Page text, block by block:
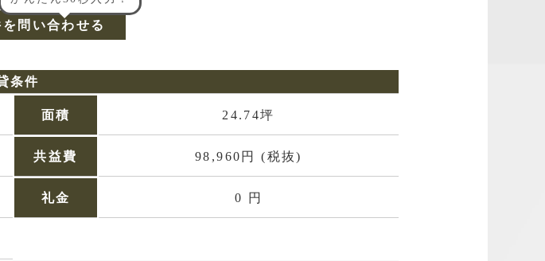
い合わせる
条件
面積 24.74坪
共益費 98,960円 (税抜)
礼金 0 円